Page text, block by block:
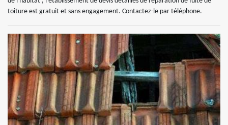
toiture est gratuit et sans engagement. Contactez-le par téléphone.